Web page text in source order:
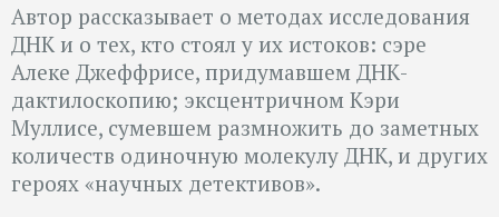
Автор рассказывает о методах исследования
ДНК и о тех, кто стоял у их истоков: cэре
Алеке Джеффрисе, придумавшем ДНК-
дактилоскопию; эксцентричном Кэри
Муллисе, сумевшем размножить до заметных
количеств одиночную молекулу ДНК, и других
героях «научных детективов».